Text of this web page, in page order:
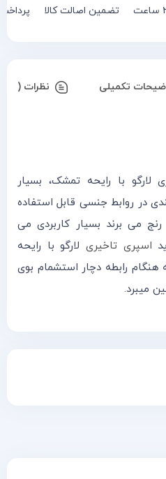
تضمین اصالت کالا
تکمیلی نظرات (۰)
لارگو با رایحه تمشک، بسیار
در روابط جنسی قابل استفاده
رنج می برند بسیار کاربردی می
اسپری تاخیری لارگو با رایحه
رابطه دچار استشمام بوی
میبرد.